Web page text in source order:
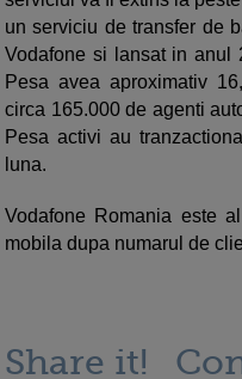
un serviciu de transfer de
Vodafone si lansat in
Pesa avea aproximativ
circa 165.000 de agenti
Pesa activi au
luna.
Vodafone Romania este
mobila dupa numarul de
Share it!